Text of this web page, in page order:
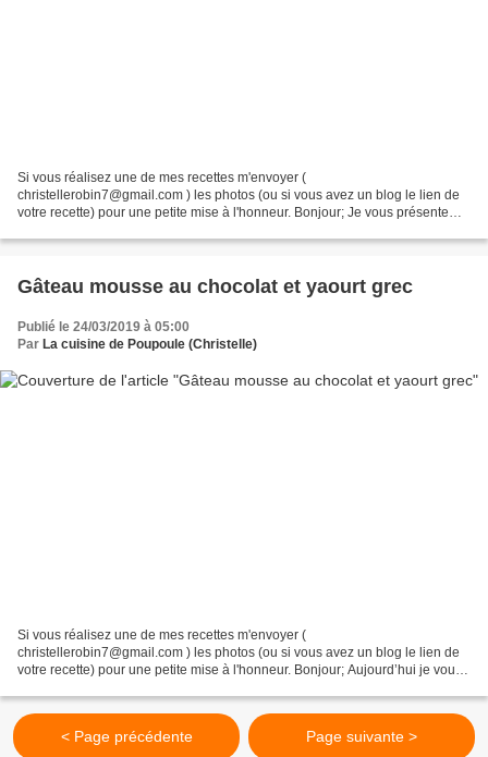
Si vous réalisez une de mes recettes m'envoyer (
christellerobin7@gmail.com ) les photos (ou si vous avez un blog le lien de
votre recette) pour une petite mise à l'honneur. Bonjour; Je vous présente
Gâteau mousse au chocolat et yaourt grec
Publié le 24/03/2019 à 05:00
Par La cuisine de Poupoule (Christelle)
Si vous réalisez une de mes recettes m'envoyer (
christellerobin7@gmail.com ) les photos (ou si vous avez un blog le lien de
votre recette) pour une petite mise à l'honneur. Bonjour; Aujourd’hui je vous
< Page précédente Page suivante >